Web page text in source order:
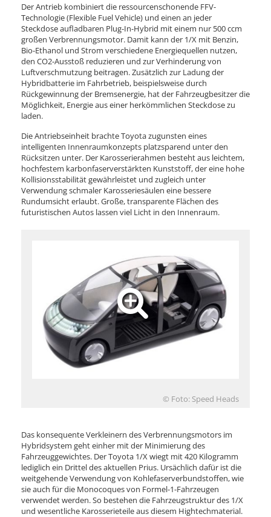
Der Antrieb kombiniert die ressourcenschonende FFV-
Technologie (Flexible Fuel Vehicle) und einen an jeder
Steckdose aufladbaren Plug-In-Hybrid mit einem nur 500 ccm
großen Verbrennungsmotor. Damit kann der 1/X mit Benzin,
Bio-Ethanol und Strom verschiedene Energiequellen nutzen,
den CO2-Ausstoß reduzieren und zur Verhinderung von
Luftverschmutzung beitragen. Zusätzlich zur Ladung der
Hybridbatterie im Fahrbetrieb, beispielsweise durch
Rückgewinnung der Bremsenergie, hat der Fahrzeugbesitzer die
Möglichkeit, Energie aus einer herkömmlichen Steckdose zu
laden.
Die Antriebseinheit brachte Toyota zugunsten eines
intelligenten Innenraumkonzepts platzsparend unter den
Rücksitzen unter. Der Karosserierahmen besteht aus leichtem,
hochfestem karbonfaserverstärkten Kunststoff, der eine hohe
Kollisionsstabilität gewährleistet und zugleich unter
Verwendung schmaler Karosseriesäulen eine bessere
Rundumsicht erlaubt. Große, transparente Flächen des
futuristischen Autos lassen viel Licht in den Innenraum.
© Foto: Speed Heads
Das konsequente Verkleinern des Verbrennungsmotors im
Hybridsystem geht einher mit der Minimierung des
Fahrzeuggewichtes. Der Toyota 1/X wiegt mit 420 Kilogramm
lediglich ein Drittel des aktuellen Prius. Ursächlich dafür ist die
weitgehende Verwendung von Kohlefaserverbundstoffen, wie
sie auch für die Monocoques von Formel-1-Fahrzeugen
verwendet werden. So bestehen die Fahrzeugstruktur des 1/X
und wesentliche Karosserieteile aus diesem Hightechmaterial.